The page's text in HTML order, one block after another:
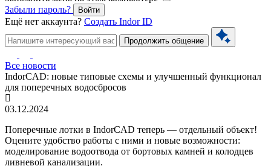
Забыли пароль?
Войти
Ещё нет аккаунта? Создать Indor ID
Продолжить общение
Все новости
IndorCAD: новые типовые схемы и улучшенный функционал
для поперечных водосбросов
03.12.2024
Поперечные лотки в IndorCAD теперь — отдельный объект!
Оцените удобство работы с ними и новые возможности:
моделирование водоотвода от бортовых камней и колодцев
ливневой канализации.